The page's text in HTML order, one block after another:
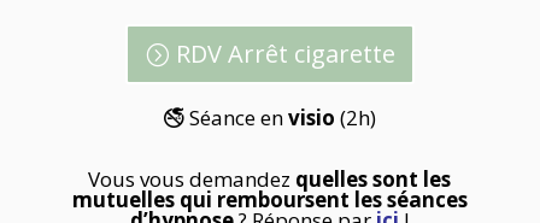
RDV Arrêt cigarette
🚭 Séance envisio (2h)
Vous vous demandez quelles sont les
mutuelles qui remboursent les séances